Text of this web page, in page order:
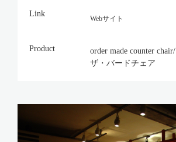
Link
Webサイト
Product
order made counter chair/
ザ・バードチェア